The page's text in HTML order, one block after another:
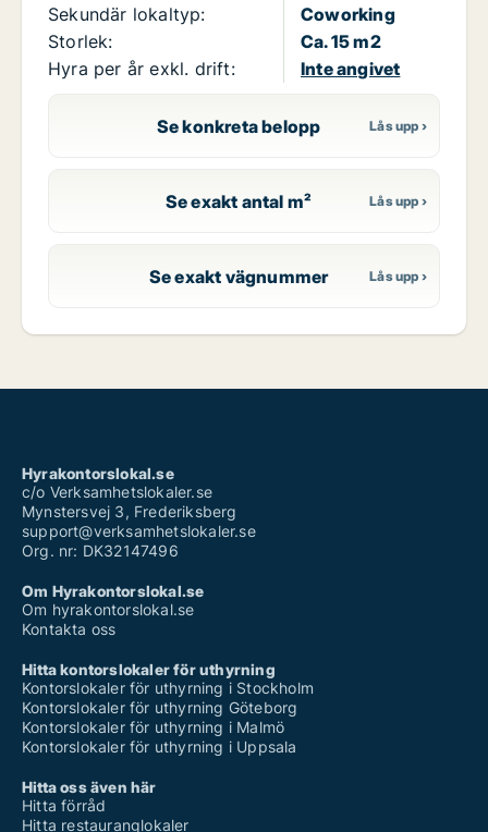
Sekundär lokaltyp:
Coworking
Storlek:
Ca. 15 m2
Hyra per år exkl. drift:
Inte angivet
Se konkreta belopp
Se exakt antal m²
Se exakt vägnummer
Hyrakontorslokal.se
c/o Verksamhetslokaler.se
Mynstersvej 3, Frederiksberg
support@verksamhetslokaler.se
Org. nr: DK32147496
Om Hyrakontorslokal.se
Om hyrakontorslokal.se
Kontakta oss
Hitta kontorslokaler för uthyrning
Kontorslokaler för uthyrning i Stockholm
Kontorslokaler för uthyrning Göteborg
Kontorslokaler för uthyrning i Malmö
Kontorslokaler för uthyrning i Uppsala
Hitta oss även här
Hitta förråd
Hitta restauranglokaler